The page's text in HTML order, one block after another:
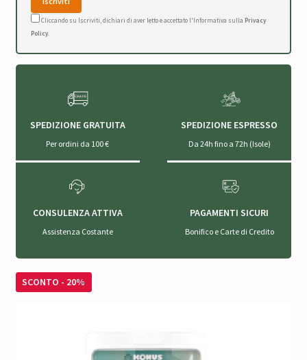
Cliccando su Iscriviti, dichiari di aver letto e accettato l'Informativa sulla Privacy
Policy.
SPEDIZIONE GRATUITA
Per ordini da 100 €
SPEDIZIONE ESPRESSO
Da 24h fino a 72h (Isole)
CONSULENZA ATTIVA
Assistenza Costante
PAGAMENTI SICURI
Bonifico e Carte di Credito
SCONTO - 20%